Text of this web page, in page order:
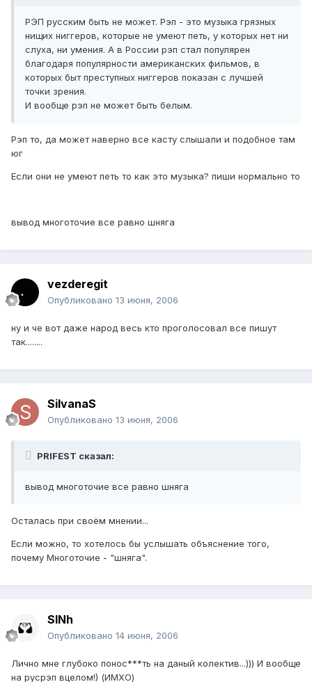
РЭП русским быть не может. Рэп - это музыка грязных
нищих ниггеров, которые не умеют петь, у которых нет ни
слуха, ни умения. А в России рэп стал популярен
благодаря популярности американских фильмов, в
которых быт преступных ниггеров показан с лучшей
точки зрения.
И вообще рэп не может быть белым.
Рэп то, да может наверно все касту слышали и подобное там
юг
Если они не умеют петь то как это музыка? пиши нормально то
вывод многоточие все равно шняга
vezderegit
Опубликовано 13 июня, 2006
ну и че вот даже народ весь кто проголосовал все пишут
так........
SilvanaS
Опубликовано 13 июня, 2006
PRIFEST сказал:
вывод многоточие все равно шняга
Осталась при своём мнении...
Если можно, то хотелось бы услышать объяснение того,
почему Многоточие - "шняга".
SINh
Опубликовано 14 июня, 2006
Лично мне глубоко понос***ть на даный колектив...))) И вообще
на русрэп вцелом!) (ИМХО)